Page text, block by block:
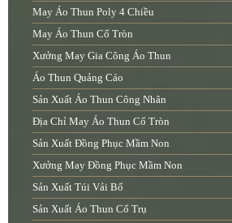
May Áo Thun Poly 4 Chiều
May Áo Thun Cổ Tròn
Xưởng May Gia Công Áo Thun
Áo Thun Quảng Cáo
Sản Xuất Áo Thun Công Nhân
Địa Chỉ May Áo Thun Cổ Tròn
Sản Xuất Đồng Phục Mầm Non
Xưởng May Đồng Phục Mầm Non
Sản Xuất Túi Vải Bố
Sản Xuất Áo Thun Cổ Trụ